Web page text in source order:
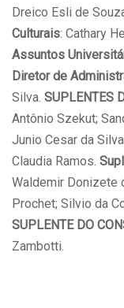
Dreico Esli de
Culturais: Cathary
Assuntos
Diretor de
Silva. SUPLENTES
Antônio Szekut;
Junio Cesar da
Claudia Ramos.
Waldemir Donizete
Prochet; Silvio da
SUPLENTE DO
Zambotti.